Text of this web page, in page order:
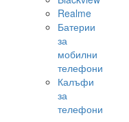
Realme
Батерии
за
мобилни
телефони
Калъфи
за
телефони